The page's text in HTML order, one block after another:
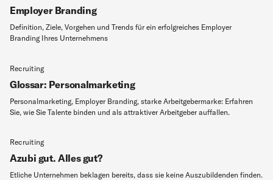
Recruiting
Azubi gut. Alles gut?
Etliche Unternehmen beklagen bereits, dass sie keine Auszubildenden finden.
Employer Branding
Definition, Ziele, Vorgehen und Trends für ein erfolgreiches Employer
Branding Ihres Unternehmens
Recruiting
Glossar: Personalmarketing
Personalmarketing, Employer Branding, starke Arbeitgebermarke: Erfahren
Sie, wie Sie Talente binden und als attraktiver Arbeitgeber auffallen.